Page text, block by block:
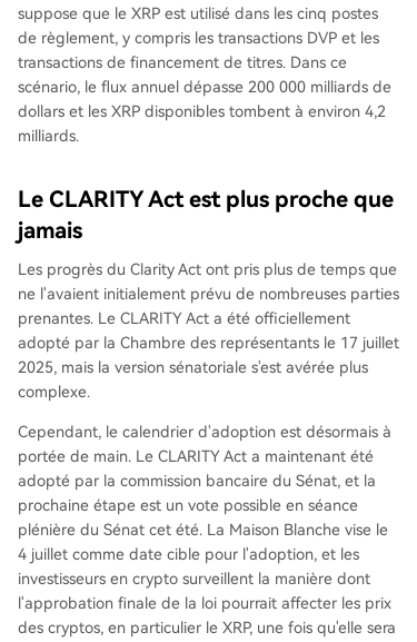
suppose que le XRP est utilisé dans les cinq postes
de règlement, y compris les transactions DVP et les
transactions de financement de titres. Dans ce
scénario, le flux annuel dépasse 200 000 milliards de
dollars et les XRP disponibles tombent à environ 4,2
milliards.
Le CLARITY Act est plus proche que
jamais
Les progrès du Clarity Act ont pris plus de temps que
ne l'avaient initialement prévu de nombreuses parties
prenantes. Le CLARITY Act a été officiellement
adopté par la Chambre des représentants le 17 juillet
2025, mais la version sénatoriale s'est avérée plus
complexe.
Cependant, le calendrier d'adoption est désormais à
portée de main. Le CLARITY Act a maintenant été
adopté par la commission bancaire du Sénat, et la
prochaine étape est un vote possible en séance
plénière du Sénat cet été. La Maison Blanche vise le
4 juillet comme date cible pour l'adoption, et les
investisseurs en crypto surveillent la manière dont
l'approbation finale de la loi pourrait affecter les prix
des cryptos, en particulier le XRP, une fois qu'elle sera